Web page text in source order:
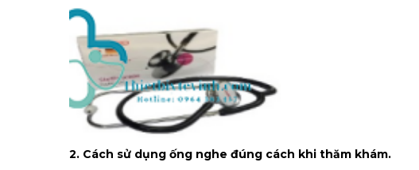
2. Cách sử dụng ống nghe đúng cách khi thăm khám.